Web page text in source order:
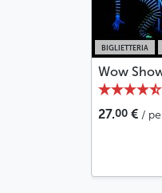
BIGLIETTERIA
Wow
27.00 € /